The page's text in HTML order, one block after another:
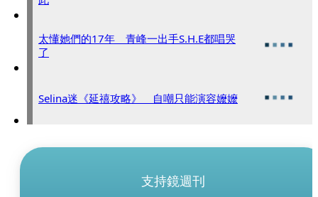
太懂她們的17年 青峰一出手S.H.E都唱哭
了
Selina迷《延禧攻略》 自嘲只能演容嬤嬤
支持鏡週刊